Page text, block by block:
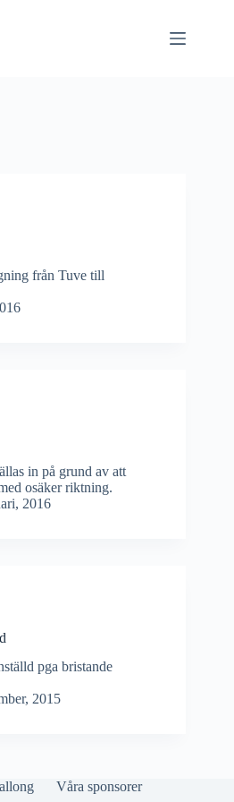
från Tuve till
in på grund av att
osäker riktning.
2016
pga bristande
2015
Våra sponsorer